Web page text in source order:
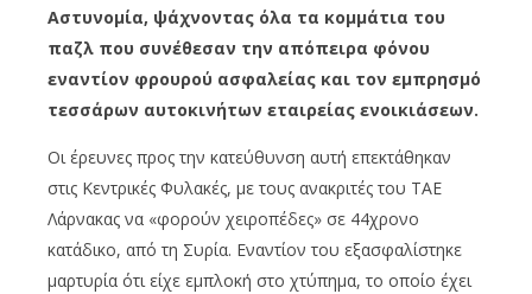
Αστυνομία, ψάχνοντας όλα τα κομμάτια του
παζλ που συνέθεσαν την απόπειρα φόνου
εναντίον φρουρού ασφαλείας και τον εμπρησμό
τεσσάρων αυτοκινήτων εταιρείας ενοικιάσεων.
Οι έρευνες προς την κατεύθυνση αυτή επεκτάθηκαν
στις Κεντρικές Φυλακές, με τους ανακριτές του ΤΑΕ
Λάρνακας να «φορούν χειροπέδες» σε 44χρονο
κατάδικο, από τη Συρία. Εναντίον του εξασφαλίστηκε
μαρτυρία ότι είχε εμπλοκή στο χτύπημα, το οποίο έχει